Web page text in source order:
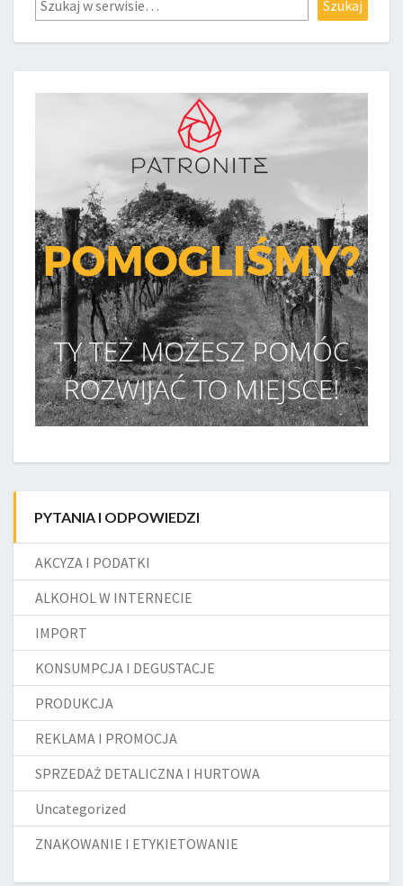
Szukaj
PYTANIA I ODPOWIEDZI
AKCYZA I PODATKI
ALKOHOL W INTERNECIE
IMPORT
KONSUMPCJA I DEGUSTACJE
PRODUKCJA
REKLAMA I PROMOCJA
SPRZEDAŻ DETALICZNA I HURTOWA
Uncategorized
ZNAKOWANIE I ETYKIETOWANIE